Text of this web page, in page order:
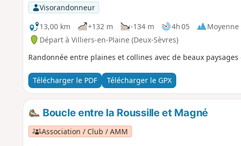
Visorandonneur
13,00 km
+132 m -134 m 4h 05
Moyenne
Départ à Villiers-en-Plaine (Deux-Sèvres)
Randonnée entre plaines et collines avec de beaux
Télécharger le PDF Télécharger le GPX
Boucle entre la Roussille et Magné
Association / Club / AMM